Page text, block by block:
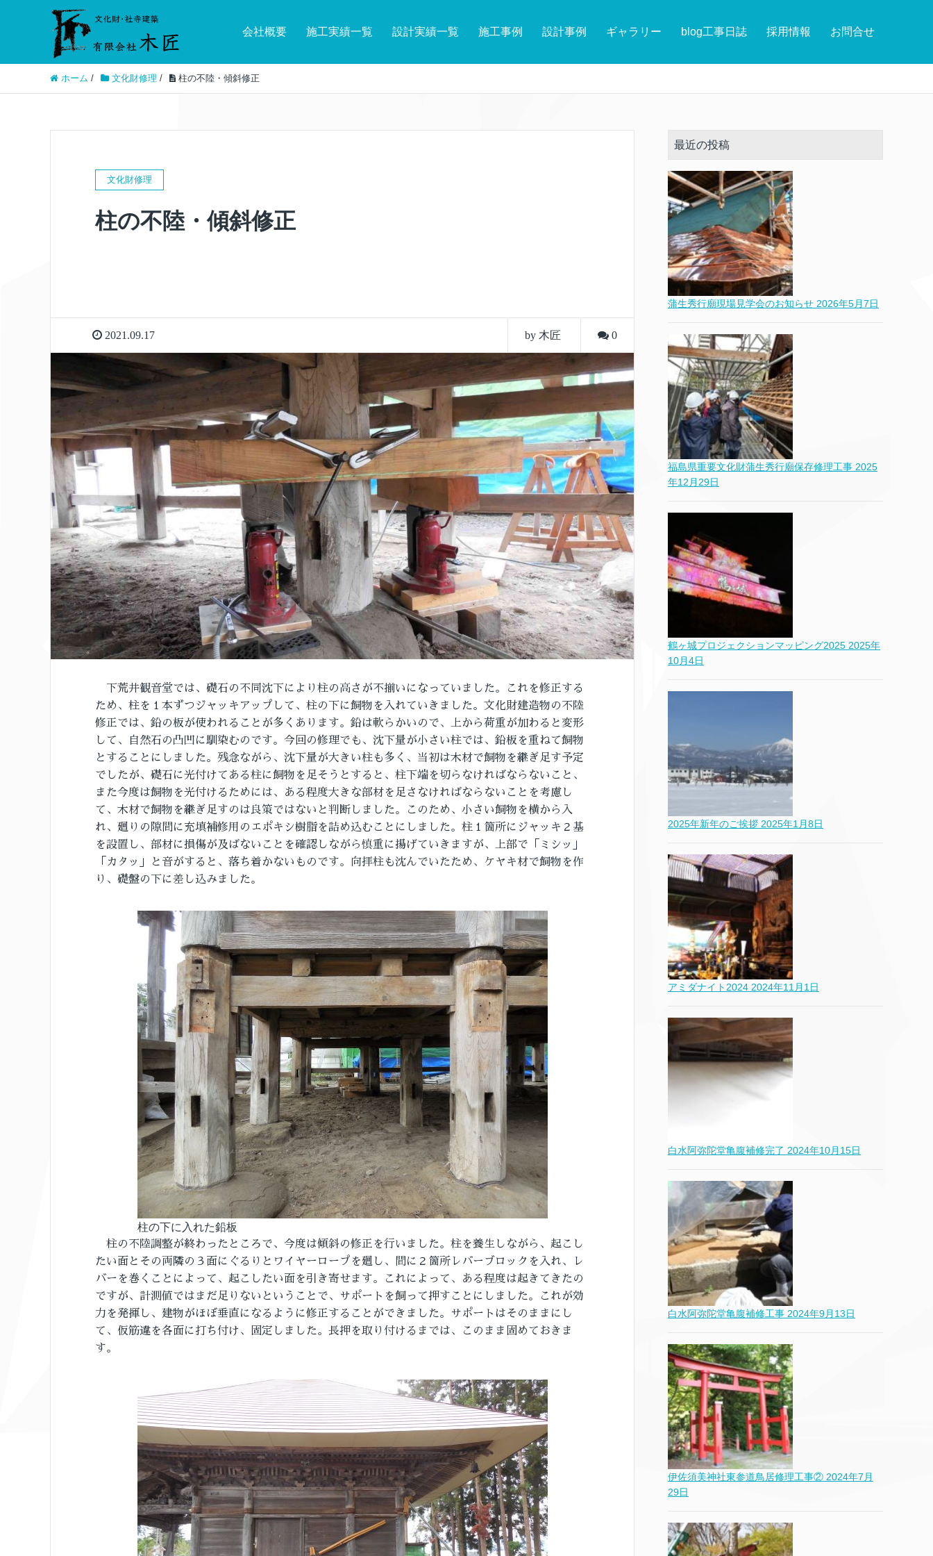
会社概要 施工実績一覧 設計実績一覧 施工事例 設計事例 ギャラリー blog工事日誌 採用情報 お問合せ
ホーム / 文化財修理 / 柱の不陸・傾斜修正
文化財修理
柱の不陸・傾斜修正
2021.09.17 by 木匠 0
下荒井観音堂では、礎石の不同沈下により柱の高さが不揃いになっていました。これを修正する
ため、柱を１本ずつジャッキアップして、柱の下に飼物を入れていきました。文化財建造物の不陸
修正では、鉛の板が使われることが多くあります。鉛は軟らかいので、上から荷重が加わると変形
して、自然石の凸凹に馴染むのです。今回の修理でも、沈下量が小さい柱では、鉛板を重ねて飼物
とすることにしました。残念ながら、沈下量が大きい柱も多く、当初は木材で飼物を継ぎ足す予定
でしたが、礎石に光付けてある柱に飼物を足そうとすると、柱下端を切らなければならないこと、
また今度は飼物を光付けるためには、ある程度大きな部材を足さなければならないことを考慮し
て、木材で飼物を継ぎ足すのは良策ではないと判断しました。このため、小さい飼物を横から入
れ、廻りの隙間に充填補修用のエポキシ樹脂を詰め込むことにしました。柱１箇所にジャッキ２基
を設置し、部材に損傷が及ばないことを確認しながら慎重に揚げていきますが、上部で「ミシッ」
「カタッ」と音がすると、落ち着かないものです。向拝柱も沈んでいたため、ケヤキ材で飼物を作
り、礎盤の下に差し込みました。
柱の下に入れた鉛板
柱の不陸調整が終わったところで、今度は傾斜の修正を行いました。柱を養生しながら、起こし
たい面とその両隣の３面にぐるりとワイヤーロープを廻し、間に２箇所レバーブロックを入れ、レ
バーを巻くことによって、起こしたい面を引き寄せます。これによって、ある程度は起きてきたの
ですが、計測値ではまだ足りないということで、サポートを飼って押すことにしました。これが効
力を発揮し、建物がほぼ垂直になるように修正することができました。サポートはそのままにし
て、仮筋違を各面に打ち付け、固定しました。長押を取り付けるまでは、このまま固めておきま
す。
最近の投稿
蒲生秀行廟現場見学会のお知らせ 2026年5月7日
福島県重要文化財蒲生秀行廟保存修理工事 2025
年12月29日
鶴ヶ城プロジェクションマッピング2025 2025年
10月4日
2025年新年のご挨拶 2025年1月8日
アミダナイト2024 2024年11月1日
白水阿弥陀堂亀腹補修完了 2024年10月15日
白水阿弥陀堂亀腹補修工事 2024年9月13日
伊佐須美神社東参道鳥居修理工事② 2024年7月
29日